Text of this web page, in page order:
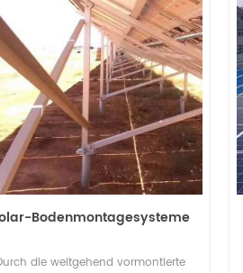
Bodenmontagesysteme
die weitgehend vormontierte